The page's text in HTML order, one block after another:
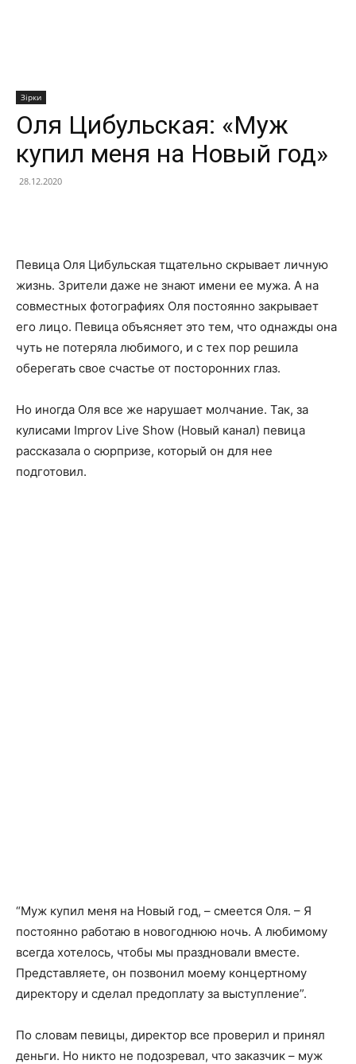
Зірки
Оля Цибульская: «Муж
купил меня на Новый год»
28.12.2020
Певица Оля Цибульская тщательно скрывает личную
жизнь. Зрители даже не знают имени ее мужа. А на
совместных фотографиях Оля постоянно закрывает
его лицо. Певица объясняет это тем, что однажды она
чуть не потеряла любимого, и с тех пор решила
оберегать свое счастье от посторонних глаз.
Но иногда Оля все же нарушает молчание. Так, за
кулисами Improv Live Show (Новый канал) певица
рассказала о сюрпризе, который он для нее
подготовил.
“Муж купил меня на Новый год, – смеется Оля. – Я
постоянно работаю в новогоднюю ночь. А любимому
всегда хотелось, чтобы мы праздновали вместе.
Представляете, он позвонил моему концертному
директору и сделал предоплату за выступление”.
По словам певицы, директор все проверил и принял
деньги. Но никто не подозревал, что заказчик – муж